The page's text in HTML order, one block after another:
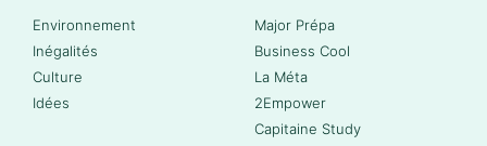
Environnement
Inégalités
Culture
Idées
Major Prépa
Business Cool
La Méta
2Empower
Capitaine Study